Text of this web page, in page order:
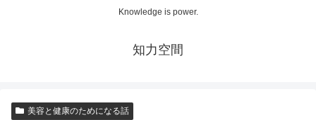
Knowledge is power.
知力空間
美容と健康のためになる話